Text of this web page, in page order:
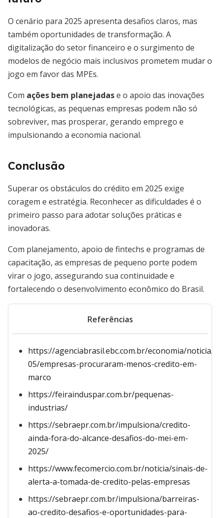
O cenário para 2025 apresenta desafios claros, mas
também oportunidades de transformação. A
digitalização do setor financeiro e o surgimento de
modelos de negócio mais inclusivos prometem mudar o
jogo em favor das MPEs.
Com ações bem planejadase o apoio das inovações
tecnológicas, as pequenas empresas podem não só
sobreviver, mas prosperar, gerando emprego e
impulsionando a economia nacional.
Conclusão
Superar os obstáculos do crédito em 2025 exige
coragem e estratégia. Reconhecer as dificuldades é o
primeiro passo para adotar soluções práticas e
inovadoras.
Com planejamento, apoio de fintechs e programas de
capacitação, as empresas de pequeno porte podem
virar o jogo, assegurando sua continuidade e
fortalecendo o desenvolvimento econômico do Brasil.
Referências
https://agenciabrasil.ebc.com.br/economia/noticia/
05/empresas-procuraram-menos-credito-em-
marco
https://feirainduspar.com.br/pequenas-
industrias/
https://sebraepr.com.br/impulsiona/credito-
ainda-fora-do-alcance-desafios-do-mei-em-
2025/
https://www.fecomercio.com.br/noticia/sinais-de-
alerta-a-tomada-de-credito-pelas-empresas
https://sebraepr.com.br/impulsiona/barreiras-
ao-credito-desafios-e-oportunidades-para-